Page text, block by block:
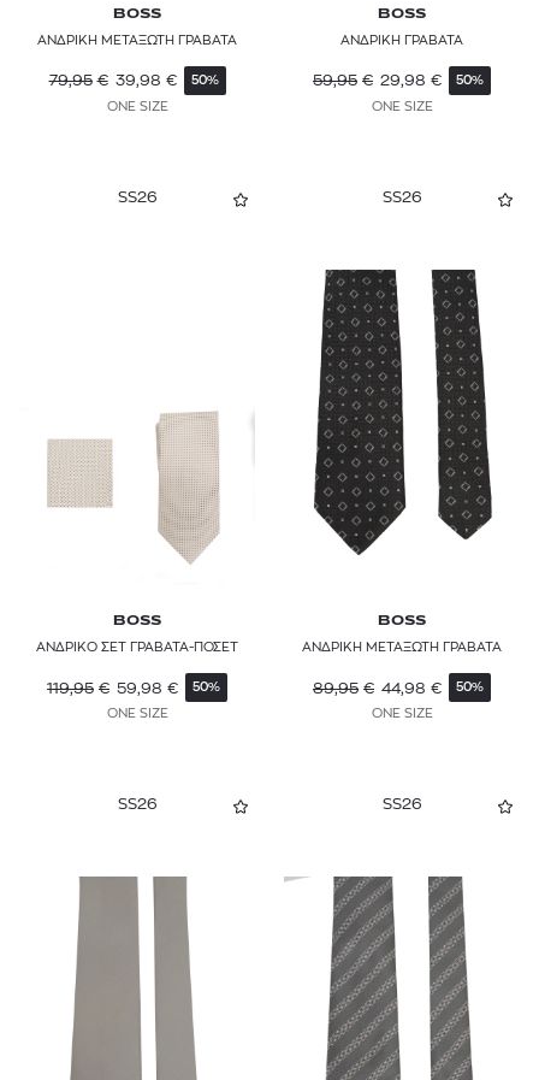
BOSS
ΑΝΔΡΙΚΗ ΜΕΤΑΞΩΤΗ ΓΡΑΒΑΤΑ
79,95 € 39,98 € 50%
ONE SIZE
BOSS
ΑΝΔΡΙΚΗ ΓΡΑΒΑΤΑ
59,95 € 29,98 € 50%
ONE SIZE
SS26
BOSS
ΑΝΔΡΙΚΟ ΣΕΤ ΓΡΑΒΑΤΑ-ΠΟΣΕΤ
119,95 € 59,98 € 50%
ONE SIZE
SS26
BOSS
ΑΝΔΡΙΚΗ ΜΕΤΑΞΩΤΗ ΓΡΑΒΑΤΑ
89,95 € 44,98 € 50%
ONE SIZE
SS26 SS26